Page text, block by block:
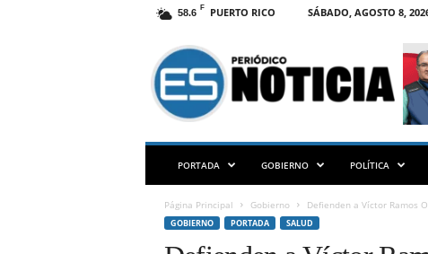
58.6 F PUERTO RICO SÁBADO, AGOSTO 8,
S
N
O
PORTADA GOBIERNO POLÍTICA
Página Principal Gobierno Defienden a Víctor Ramos
GOBIERNO PORTADA SALUD